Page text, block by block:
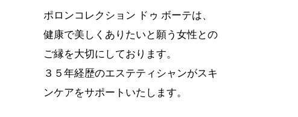
ポロンコレクション ドゥ ボーテは、
健康で美しくありたいと願う女性との
ご縁を大切にしております。
３５年経歴のエステティシャンがスキ
ンケアをサポートいたします。